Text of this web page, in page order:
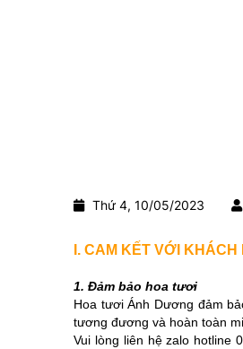
Thứ 4, 10/05/2023
I. CAM KẾT VỚI KHÁCH
1. Đảm bảo hoa tươi
Hoa tươi Ánh Dương đảm
tương đương và hoàn toàn
Vui lòng liên hệ zalo hotline